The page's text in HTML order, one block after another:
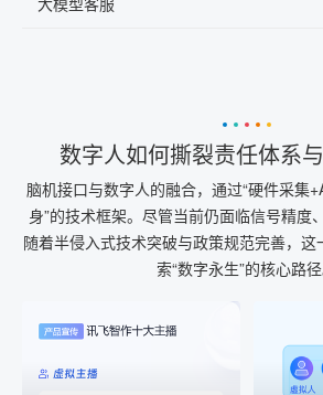
数字人如何撕裂责任体系
脑机接口与数字人的融合，通过“硬件采集
身”的技术框架。尽管当前仍面临信号精度
随着半侵入式技术突破与政策规范完善，
索“数字永生”的核心路径
AI配音
AI+